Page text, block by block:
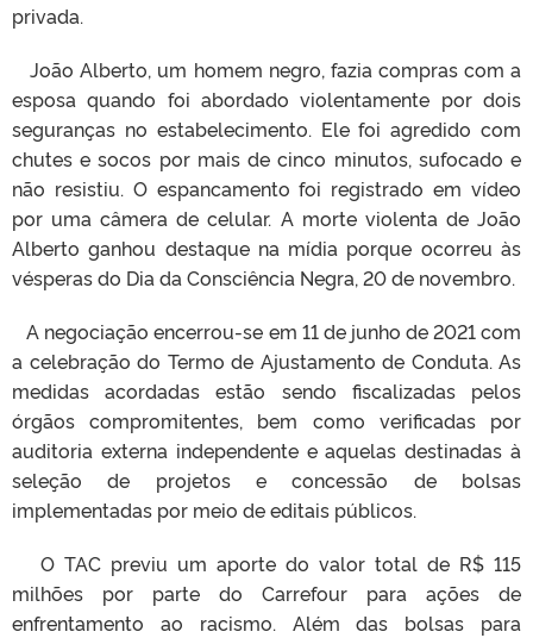
privada.
João Alberto, um homem negro, fazia compras com a
esposa quando foi abordado violentamente por dois
seguranças no estabelecimento. Ele foi agredido com
chutes e socos por mais de cinco minutos, sufocado e
não resistiu. O espancamento foi registrado em vídeo
por uma câmera de celular. A morte violenta de João
Alberto ganhou destaque na mídia porque ocorreu às
vésperas do Dia da Consciência Negra, 20 de novembro.
A negociação encerrou-se em 11 de junho de 2021 com
a celebração do Termo de Ajustamento de Conduta. As
medidas acordadas estão sendo fiscalizadas pelos
órgãos compromitentes, bem como verificadas por
auditoria externa independente e aquelas destinadas à
seleção de projetos e concessão de bolsas
implementadas por meio de editais públicos.
O TAC previu um aporte do valor total de R$ 115
milhões por parte do Carrefour para ações de
enfrentamento ao racismo. Além das bolsas para